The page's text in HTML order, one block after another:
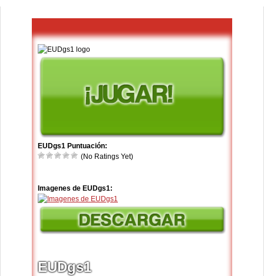
EUDgs1 Puntuación:
(No Ratings Yet)
Imagenes de EUDgs1:
EUDgs1